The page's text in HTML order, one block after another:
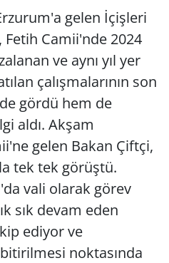
gelen İçişleri
Fetih Camii'nde 2024
ve aynı yıl yer
çalışmalarının son
gördü hem de
aldı. Akşam
gelen Bakan Çiftçi,
tek tek görüştü.
vali olarak görev
sık devam eden
ediyor ve
noktasında